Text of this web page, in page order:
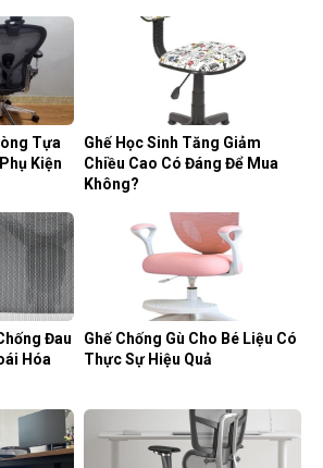
Tựa
Kiện
Ghế Học Sinh Tăng Giảm
Chiều Cao Có Đáng Để Mua
Không?
Đau
Hóa
Ghế Chống Gù Cho Bé Liệu Có
Thực Sự Hiệu Quả